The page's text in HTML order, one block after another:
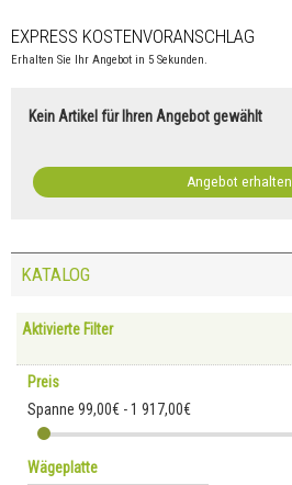
EXPRESS KOSTENVORANSCHLAG
Erhalten Sie Ihr Angebot in 5 Sekunden.
Kein Artikel für Ihren Angebot gewählt
Angebot erhalten
KATALOG
Aktivierte Filter
Preis
Spanne 99,00€ - 1 917,00€
Wägeplatte